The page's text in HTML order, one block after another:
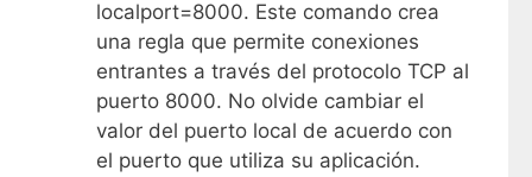
localport=8000. Este comando crea
una regla que permite conexiones
entrantes a través del protocolo TCP al
puerto 8000. No olvide cambiar el
valor del puerto local de acuerdo con
el puerto que utiliza su aplicación.